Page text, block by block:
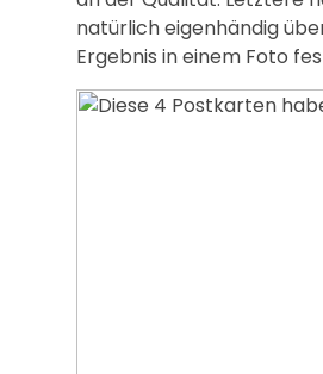
natürlich eigenhändig
Ergebnis in einem Foto